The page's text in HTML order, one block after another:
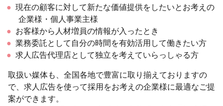
現在の顧客に対して新たな価値提供をしたいとお考えの
企業様・個人事業主様
お客様から人材増員の情報が入ったとき
業務委託として自分の時間を有効活用して働きたい方
求人広告代理店として独立を考えていらっしゃる方
取扱い媒体も、全国各地で豊富に取り揃えておりますの
で、求人広告を使って採用をお考えの企業様に最適なご提
案ができます。